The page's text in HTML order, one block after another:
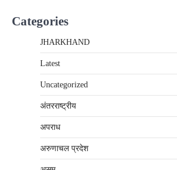
Categories
JHARKHAND
Latest
Uncategorized
अंतरराष्‍ट्रीय
अपराध
अरुणाचल प्रदेश